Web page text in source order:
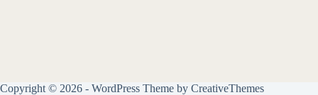
Copyright © 2026 - WordPress Theme by CreativeThemes